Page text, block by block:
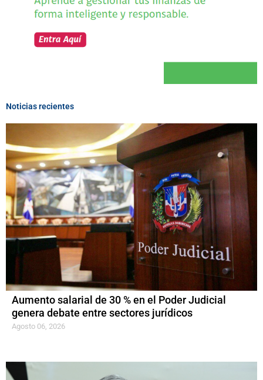
Noticias recientes
Aumento salarial de 30 % en el Poder Judicial
genera debate entre sectores jurídicos
Agosto 06, 2026